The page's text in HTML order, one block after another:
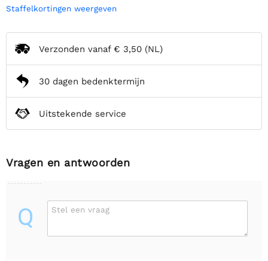
Staffelkortingen weergeven
Verzonden vanaf € 3,50 (NL)
30 dagen bedenktermijn
Uitstekende service
Vragen en antwoorden
Q Stel een vraag